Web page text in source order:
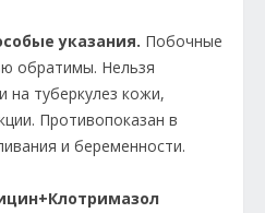
указания. Побочные
обратимы. Нельзя
на туберкулез кожи,
Противопоказан в
и беременности.